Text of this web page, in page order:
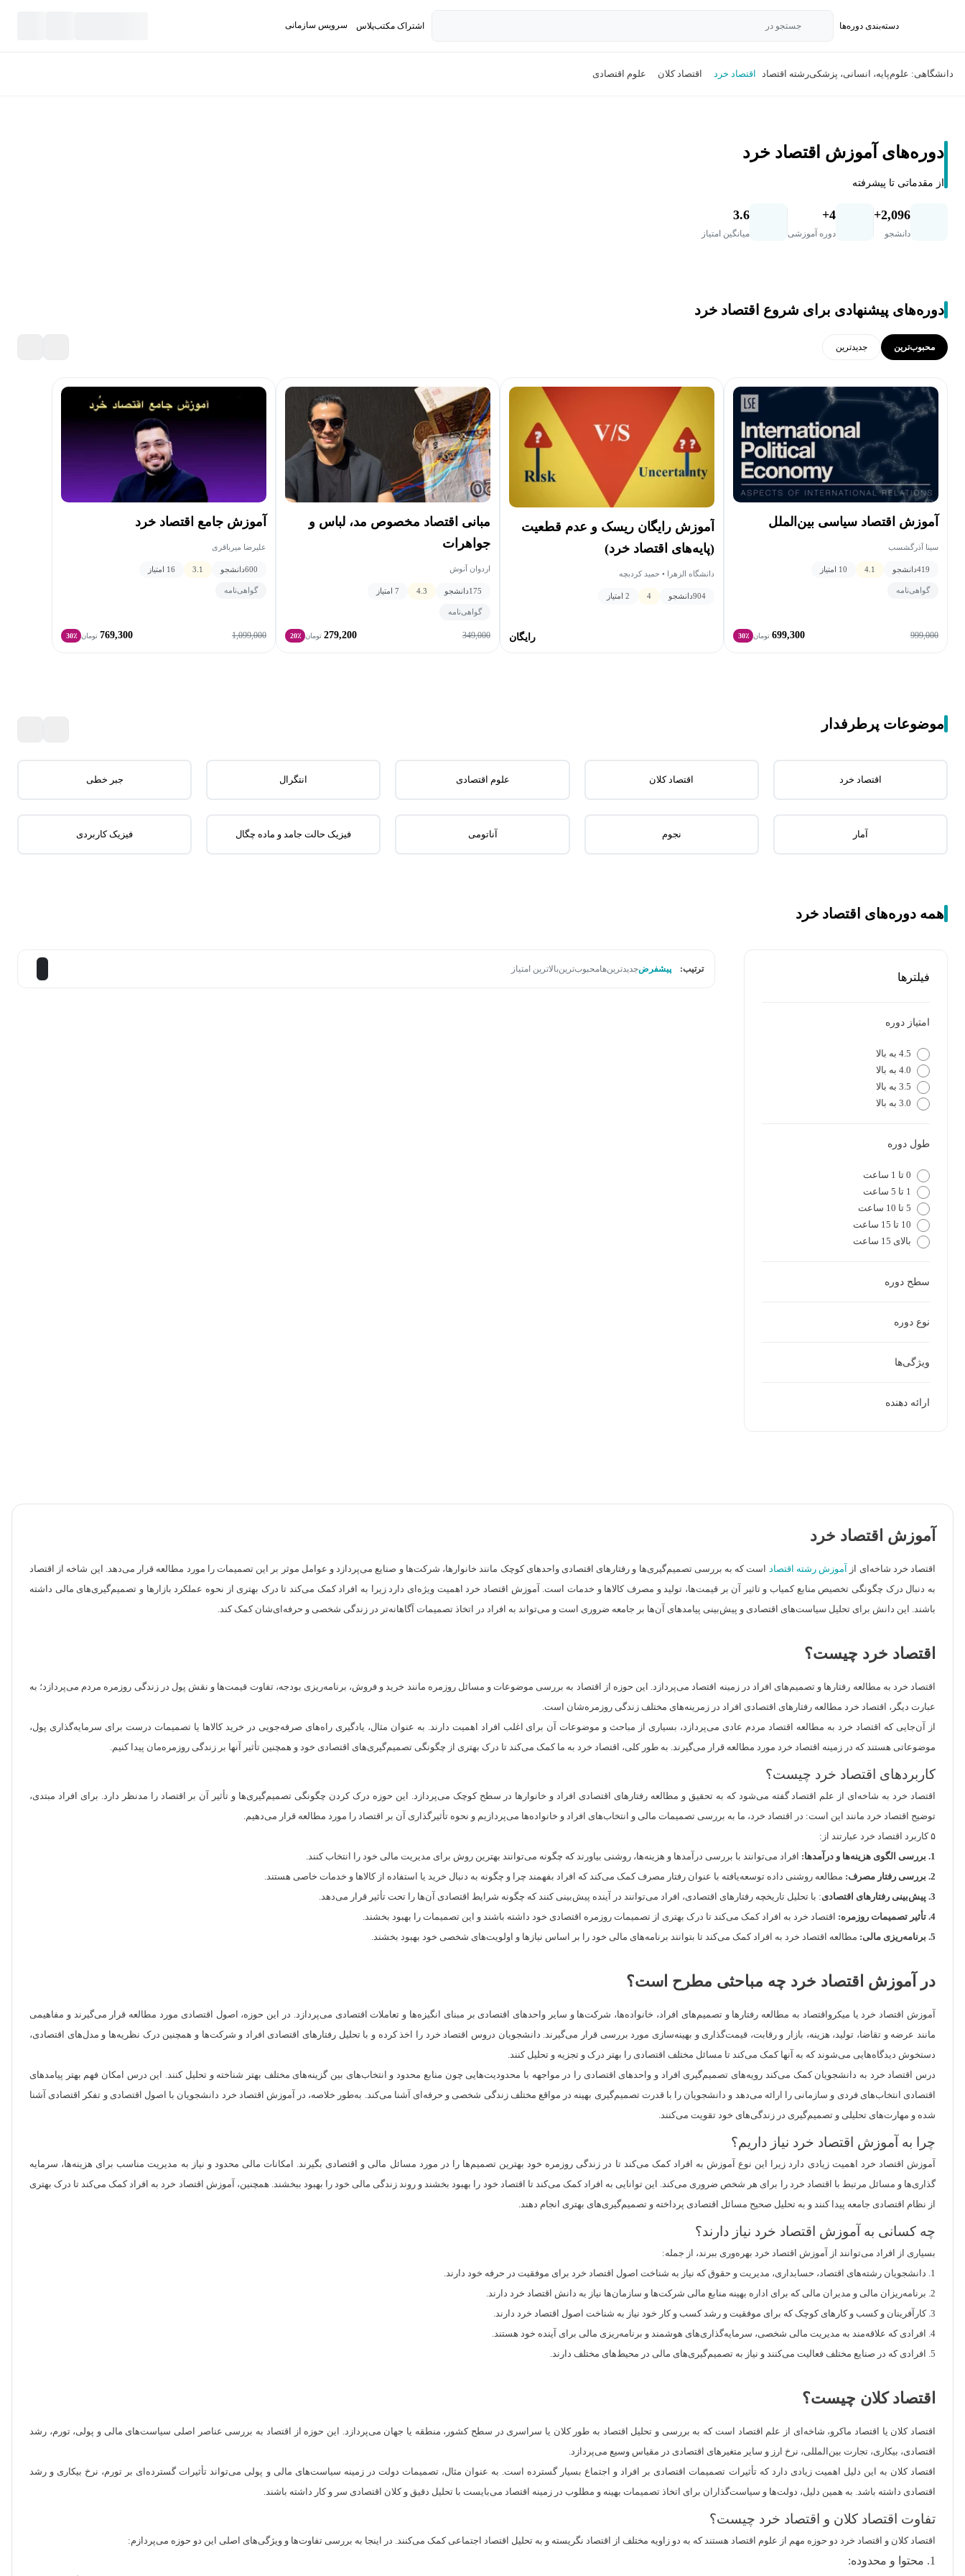
دسته‌بندی‌ دوره‌ها جستجو در اشتراک مکتب‌پلاس سرویس سازمانی
دانشگاهی: علوم‌پایه، انسانی، پزشکیرشته اقتصاد اقتصاد خرد اقتصاد کلان علوم اقتصادی
دوره‌های آموزش اقتصاد خرد
از مقدماتی تا پیشرفته
2,096+
دانشجو
4+
دوره آموزشی
3.6
میانگین امتیاز
دوره‌های پیشنهادی برای شروع اقتصاد خرد
محبوب‌ترین جدید‌ترین
آموزش اقتصاد سیاسی بین‌الملل
سینا آذرگشسب
419دانشجو 4.1 10 امتیاز
گواهی‌نامه
999,000
699,300 تومان 30٪
آموزش رایگان ریسک و عدم قطعیت
(پایه‌های اقتصاد خرد)
دانشگاه الزهرا • حمید کردبچه
904دانشجو 4 2 امتیاز
رایگان
مبانی اقتصاد مخصوص مد، لباس و
جواهرات
اردوان آنوش
175دانشجو 4.3 7 امتیاز
گواهی‌نامه
349,000
279,200 تومان 20٪
آموزش جامع اقتصاد خرد
علیرضا میرباقری
600دانشجو 3.1 16 امتیاز
گواهی‌نامه
1,099,000
769,300 تومان 30٪
موضوعات پرطرفدار
اقتصاد خرد اقتصاد کلان علوم اقتصادی انتگرال جبر خطی
آمار نجوم آناتومی فیزیک حالت جامد و ماده چگال فیزیک کاربردی
همه دوره‌های اقتصاد خرد
فیلترها
امتیاز دوره
4.5 به بالا
4.0 به بالا
3.5 به بالا
3.0 به بالا
طول دوره
0 تا 1 ساعت
1 تا 5 ساعت
5 تا 10 ساعت
10 تا 15 ساعت
بالای 15 ساعت
سطح دوره
نوع دوره
ویژگی‌ها
ارائه دهنده
ترتیب: پیشفرضجدیدترین‌هامحبوب‌ترینبالاترین امتیاز
آموزش اقتصاد خرد
اقتصاد خرد شاخه‌ای از آموزش رشته اقتصاد است که به بررسی تصمیم‌گیری‌ها و رفتارهای اقتصادی واحدهای کوچک مانند خانوارها، شرکت‌ها و صنایع می‌پردازد و عوامل موثر بر این تصمیمات را مورد مطالعه قرار می‌دهد. این شاخه از اقتصاد
به دنبال درک چگونگی تخصیص منابع کمیاب و تاثیر آن بر قیمت‌ها، تولید و مصرف کالاها و خدمات است. آموزش اقتصاد خرد اهمیت ویژه‌ای دارد زیرا به افراد کمک می‌کند تا درک بهتری از نحوه عملکرد بازارها و تصمیم‌گیری‌های مالی داشته
باشند. این دانش برای تحلیل سیاست‌های اقتصادی و پیش‌بینی پیامدهای آن‌ها بر جامعه ضروری است و می‌تواند به افراد در اتخاذ تصمیمات آگاهانه‌تر در زندگی شخصی و حرفه‌ای‌شان کمک کند.
اقتصاد خرد چیست؟
اقتصاد خرد به مطالعه رفتارها و تصمیم‌های افراد در زمینه اقتصاد می‌پردازد. این حوزه از اقتصاد به بررسی موضوعات و مسائل روزمره مانند خرید و فروش، برنامه‌ریزی بودجه، تفاوت قیمت‌ها و نقش پول در زندگی روزمره مردم می‌پردازد؛ به
عبارت دیگر، اقتصاد خرد مطالعه رفتارهای اقتصادی افراد در زمرینه‌های مختلف زندگی روزمره‌شان است.
از آن‌جایی که اقتصاد خرد به مطالعه اقتصاد مردم عادی می‌پردازد، بسیاری از مباحث و موضوعات آن برای اغلب افراد اهمیت دارند. به عنوان مثال، یادگیری راه‌های صرفه‌جویی در خرید کالاها یا تصمیمات درست برای سرمایه‌گذاری پول،
موضوعاتی هستند که در زمینه اقتصاد خرد مورد مطالعه قرار می‌گیرند. به طور کلی، اقتصاد خرد به ما کمک می‌کند تا درک بهتری از چگونگی تصمیم‌گیری‌های اقتصادی خود و همچنین تأثیر آنها بر زندگی روزمره‌مان پیدا کنیم.
کاربردهای اقتصاد خرد چیست؟
اقتصاد خرد به شاخه‌ای از علم اقتصاد گفته می‌شود که به تحقیق و مطالعه رفتارهای اقتصادی افراد و خانوارها در سطح کوچک می‌پردازد. این حوزه درک کردن چگونگی تصمیم‌گیری‌ها و تأثیر آن بر اقتصاد را مدنظر دارد. برای افراد مبتدی،
توضیح اقتصاد خرد مانند این است: در اقتصاد خرد، ما به بررسی تصمیمات مالی و انتخاب‌های افراد و خانواده‌ها می‌پردازیم و نحوه تأثیرگذاری آن بر اقتصاد را مورد مطالعه قرار می‌دهیم.
۵ کاربرد اقتصاد خرد عبارتند از:
1. بررسی الگوی هزینه‌ها و درآمدها:
افراد می‌توانند با بررسی درآمدها و هزینه‌ها، روشنی بیاورند که چگونه می‌توانند بهترین روش برای مدیریت مالی خود را انتخاب کنند.
2. بررسی رفتار مصرف:
مطالعه روشنی داده توسعه‌یافته با عنوان رفتار مصرف کمک می‌کند که افراد بفهمند چرا و چگونه به دنبال خرید یا استفاده از کالاها و خدمات خاصی هستند.
3. پیش‌بینی رفتارهای اقتصادی
: با تحلیل تاریخچه رفتارهای اقتصادی، افراد می‌توانند در آینده پیش‌بینی کنند که چگونه شرایط اقتصادی آن‌ها را تحت تأثیر قرار می‌دهد.
4. تأثیر تصمیمات روزمره:
اقتصاد خرد به افراد کمک می‌کند تا درک بهتری از تصمیمات روزمره اقتصادی خود داشته باشند و این تصمیمات را بهبود بخشند.
5. برنامه‌ریزی مالی:
مطالعه اقتصاد خرد به افراد کمک می‌کند تا بتوانند برنامه‌های مالی خود را بر اساس نیازها و اولویت‌های شخصی خود بهبود بخشند.
در آموزش اقتصاد خرد چه مباحثی مطرح است؟
آموزش اقتصاد خرد یا میکرواقتصاد به مطالعه رفتارها و تصمیم‌های افراد، خانواده‌ها، شرکت‌ها و سایر واحدهای اقتصادی بر مبنای انگیزه‌ها و تعاملات اقتصادی می‌پردازد. در این حوزه، اصول اقتصادی مورد مطالعه قرار می‌گیرند و مفاهیمی
مانند عرضه و تقاضا، تولید، هزینه، بازار و رقابت، قیمت‌گذاری و بهینه‌سازی مورد بررسی قرار می‌گیرند. دانشجویان دروس اقتصاد خرد را اخذ کرده و با تحلیل رفتارهای اقتصادی افراد و شرکت‌ها و همچنین درک نظریه‌ها و مدل‌های اقتصادی،
دستخوش دیدگاه‌هایی می‌شوند که به آنها کمک می‌کند تا مسائل مختلف اقتصادی را بهتر درک و تجزیه و تحلیل کنند.
درس اقتصاد خرد به دانشجویان کمک می‌کند رویه‌های تصمیم‌گیری افراد و واحدهای اقتصادی را در مواجهه با محدودیت‌هایی چون منابع محدود و انتخاب‌های بین گزینه‌های مختلف بهتر شناخته و تحلیل کنند. این درس امکان فهم بهتر پیامدهای
اقتصادی انتخاب‌های فردی و سازمانی را ارائه می‌دهد و دانشجویان را با قدرت تصمیم‌گیری بهینه در مواقع مختلف زندگی شخصی و حرفه‌ای آشنا می‌کند. به‌طور خلاصه، در آموزش اقتصاد خرد دانشجویان با اصول اقتصادی و تفکر اقتصادی آشنا
شده و مهارت‌های تحلیلی و تصمیم‌گیری در زندگی‌های خود تقویت می‌کنند.
چرا به آموزش اقتصاد خرد نیاز داریم؟
آموزش اقتصاد خرد اهمیت زیادی دارد زیرا این نوع آموزش به افراد کمک می‌کند تا در زندگی روزمره خود بهترین تصمیم‌ها را در مورد مسائل مالی و اقتصادی بگیرند. امکانات مالی محدود و نیاز به مدیریت مناسب برای هزینه‌ها، سرمایه
گذاری‌ها و مسائل مرتبط با اقتصاد خرد را برای هر شخص ضروری می‌کند. این توانایی به افراد کمک می‌کند تا اقتصاد خود را بهبود بخشند و روند زندگی مالی خود را بهبود ببخشند. همچنین، آموزش اقتصاد خرد به افراد کمک می‌کند تا درک بهتری
از نظام اقتصادی جامعه پیدا کنند و به تحلیل صحیح مسائل اقتصادی پرداخته و تصمیم‌گیری‌های بهتری انجام دهند.
چه کسانی به آموزش اقتصاد خرد نیاز دارند؟
بسیاری از افراد می‌توانند از آموزش اقتصاد خرد بهره‌وری ببرند، از جمله:
1. دانشجویان رشته‌های اقتصاد، حسابداری، مدیریت و حقوق که نیاز به شناخت اصول اقتصاد خرد برای موفقیت در حرفه خود دارند.
2. برنامه‌ریزان مالی و مدیران مالی که برای اداره بهینه منابع مالی شرکت‌ها و سازمان‌ها نیاز به دانش اقتصاد خرد دارند.
3. کارآفرینان و کسب و کارهای کوچک که برای موفقیت و رشد کسب و کار خود نیاز به شناخت اصول اقتصاد خرد دارند.
4. افرادی که علاقه‌مند به مدیریت مالی شخصی، سرمایه‌گذاری‌های هوشمند و برنامه‌ریزی مالی برای آینده خود هستند.
5. افرادی که در صنایع مختلف فعالیت می‌کنند و نیاز به تصمیم‌گیری‌های مالی در محیط‌های مختلف دارند.
اقتصاد کلان چیست؟
اقتصاد کلان یا اقتصاد ماکرو، شاخه‌ای از علم اقتصاد است که به بررسی و تحلیل اقتصاد به طور کلان یا سراسری در سطح کشور، منطقه یا جهان می‌پردازد. این حوزه از اقتصاد به بررسی عناصر اصلی سیاست‌های مالی و پولی، تورم، رشد
اقتصادی، بیکاری، تجارت بین‌المللی، نرخ ارز و سایر متغیرهای اقتصادی در مقیاس وسیع می‌پردازد.
اقتصاد کلان به این دلیل اهمیت زیادی دارد که تأثیرات تصمیمات اقتصادی بر افراد و اجتماع بسیار گسترده است. به عنوان مثال، تصمیمات دولت در زمینه سیاست‌های مالی و پولی می‌تواند تأثیرات گسترده‌ای بر تورم، نرخ بیکاری و رشد
اقتصادی داشته باشد. به همین دلیل، دولت‌ها و سیاست‌گذاران برای اتخاذ تصمیمات بهینه و مطلوب در زمینه اقتصاد می‌بایست با تحلیل دقیق و کلان اقتصادی سر و کار داشته باشند.
تفاوت اقتصاد کلان و اقتصاد خرد چیست؟
اقتصاد کلان و اقتصاد خرد دو حوزه مهم از علوم اقتصاد هستند که به دو زاویه مختلف از اقتصاد نگریسته و به تحلیل اقتصاد اجتماعی کمک می‌کنند. در اینجا به بررسی تفاوت‌ها و ویژگی‌های اصلی این دو حوزه می‌پردازم:
1. محتوا و محدوده: